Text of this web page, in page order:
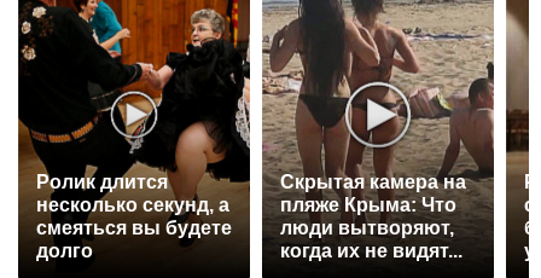
Ролик длится
несколько секунд, а
смеяться вы будете
долго
Скрытая камера на
пляже Крыма: Что
люди вытворяют,
когда их не видят...